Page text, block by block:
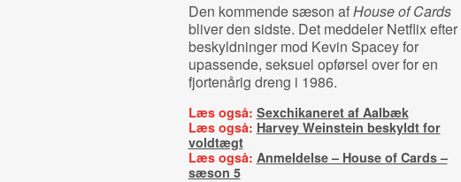
Den kommende sæson afHouse of Cards
bliver den sidste. Det meddeler Netflix efter
beskyldninger mod Kevin Spacey for
upassende, seksuel opførsel over for en
fjortenårig dreng i 1986.
Læs også: Sexchikaneret af Aalbæk
Læs også: Harvey Weinstein beskyldt for
voldtægt
Læs også: Anmeldelse – House of Cards –
sæson 5